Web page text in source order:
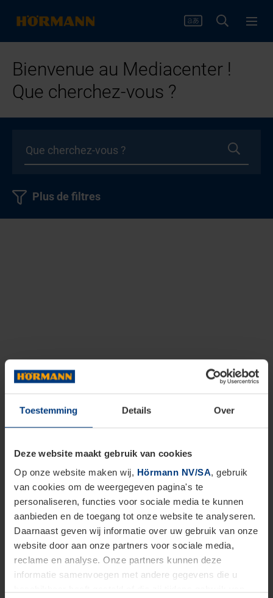
Toestemming Details Over
Deze website maakt gebruik van cookies
Op onze website maken wij, Hörmann NV/SA, gebruik
van cookies om de weergegeven pagina's te
personaliseren, functies voor sociale media te kunnen
aanbieden en de toegang tot onze website te analyseren.
Daarnaast geven wij informatie over uw gebruik van onze
website door aan onze partners voor sociale media,
reclame en analyse. Onze partners kunnen deze
informatie samenvoegen met andere gegevens die u
Bienvenue au Mediacenter !
Que cherchez-vous ?
Plus de filtres